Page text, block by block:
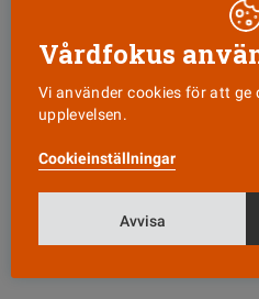
Slutat helt med lustgas
En annan effekt av
lustgas på
lustgasen fullständigt,
längre, dels för att den
inte går att återanvända i
Vårdfokus
Vi använder cookies för att ge
upplevelsen.
Cookieinställningar
Avvisa